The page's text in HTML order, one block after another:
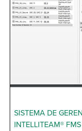
SISTEMA DE
INTELLITEAM® FMS